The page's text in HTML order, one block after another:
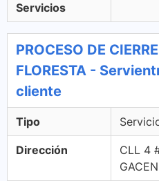
Servicios
PROCESO DE
FLORESTA -
cliente
Tipo
Dirección
CLL 4